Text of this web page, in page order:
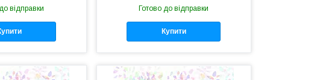
відправки Готово до відправки
Купити